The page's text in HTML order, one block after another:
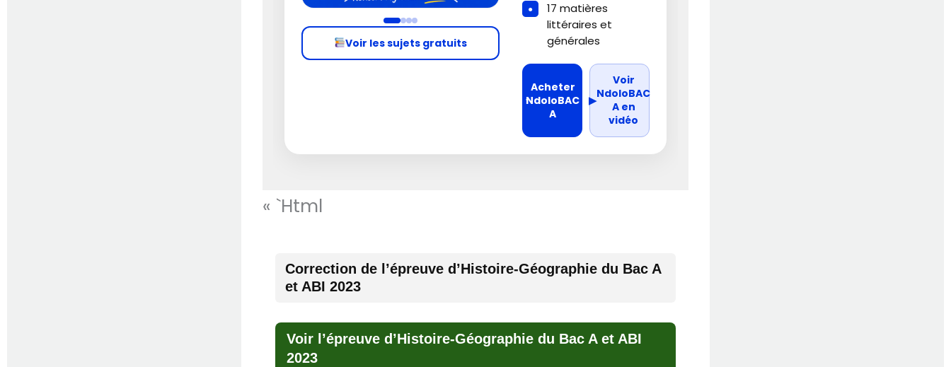
Voir les sujets gratuits
17 matières
littéraires et
générales
Acheter
NdoloBAC
A
▶
Voir
NdoloBAC
A en
vidéo
« `html
Correction de l’épreuve d’Histoire-Géographie du Bac A
et ABI 2023
Voir l’épreuve d’Histoire-Géographie du Bac A et ABI
2023